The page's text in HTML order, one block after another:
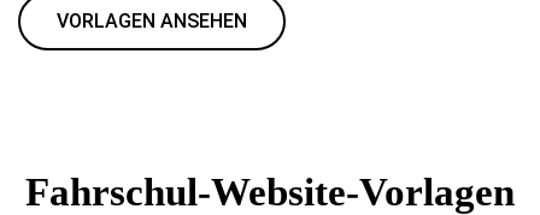
VORLAGEN ANSEHEN
Fahrschul-Website-Vorlagen